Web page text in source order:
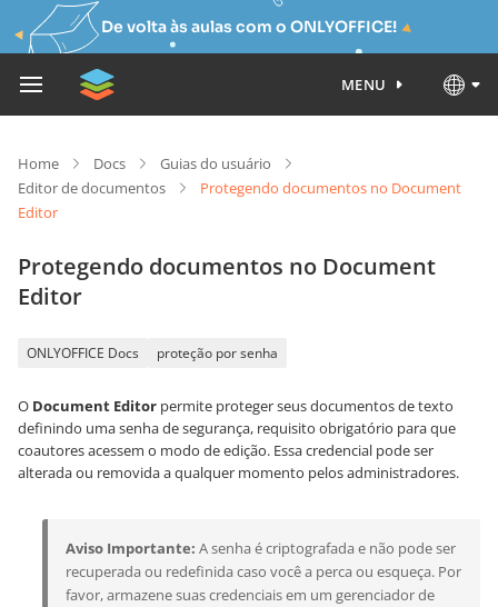
De volta às aulas com o ONLYOFFICE!
MENU
Home Docs
Guias do usuário
Editor de documentos
Protegendo documentos no Document
Editor
Protegendo documentos no Document
Editor
ONLYOFFICE Docs proteção por senha
O Document Editor permite proteger seus documentos de texto
definindo uma senha de segurança, requisito obrigatório para que
coautores acessem o modo de edição. Essa credencial pode ser
alterada ou removida a qualquer momento pelos administradores.
Aviso Importante: A senha é criptografada e não pode ser
recuperada ou redefinida caso você a perca ou esqueça. Por
favor, armazene suas credenciais em um gerenciador de